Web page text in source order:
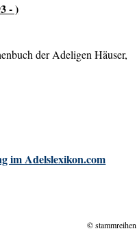
- )
der Adeligen Häuser,
im Adelslexikon.com
©